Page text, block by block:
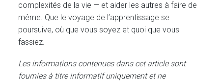
complexités de la vie — et aider les autres à faire de
même. Que le voyage de l’apprentissage se
poursuive, où que vous soyez et quoi que vous
fassiez.
Les informations contenues dans cet article sont
fournies à titre informatif uniquement et ne